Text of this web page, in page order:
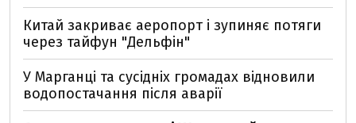
Китай закриває аеропорт і зупиняє потяги
через тайфун "Дельфін"
У Марганці та сусідніх громадах відновили
водопостачання після аварії